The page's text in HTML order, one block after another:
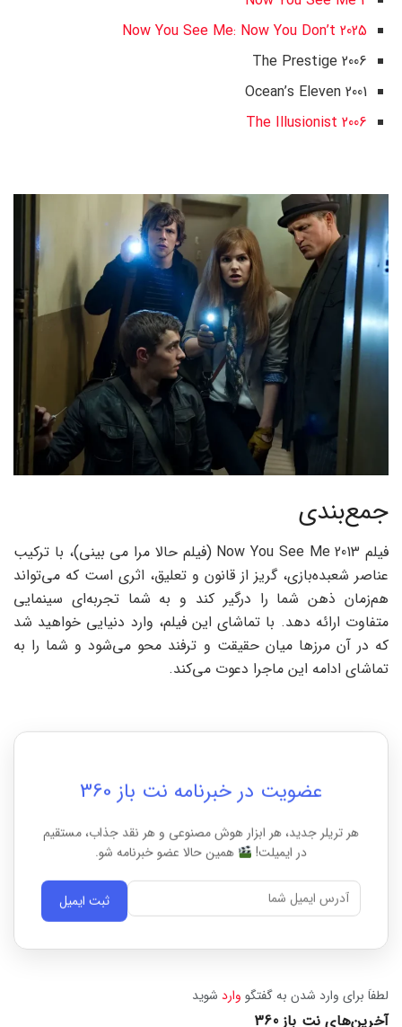
Now You See Me: Now You Don’t 2025
The Prestige 2006
Ocean’s Eleven 2001
The Illusionist 2006
جمع‌بندی
فیلم Now You See Me 2013 (فیلم حالا مرا می‌ بینی)، با ترکیب
عناصر شعبده‌بازی، گریز از قانون و تعلیق، اثری است که می‌تواند
هم‌زمان ذهن شما را درگیر کند و به شما تجربه‌ای سینمایی
متفاوت ارائه دهد. با تماشای این فیلم، وارد دنیایی خواهید شد
که در آن مرزها میان حقیقت و ترفند محو می‌شود و شما را به
تماشای ادامه این ماجرا دعوت می‌کند.
عضویت در خبرنامه نت باز 360
هر تریلر جدید، هر ابزار هوش مصنوعی و هر نقد جذاب، مستقیم
در ایمیلت!
همین حالا عضو خبرنامه شو.
ثبت ایمیل
لطفاَ برای وارد شدن به گفتگو وارد شوید
آخرین‌های نت باز 360